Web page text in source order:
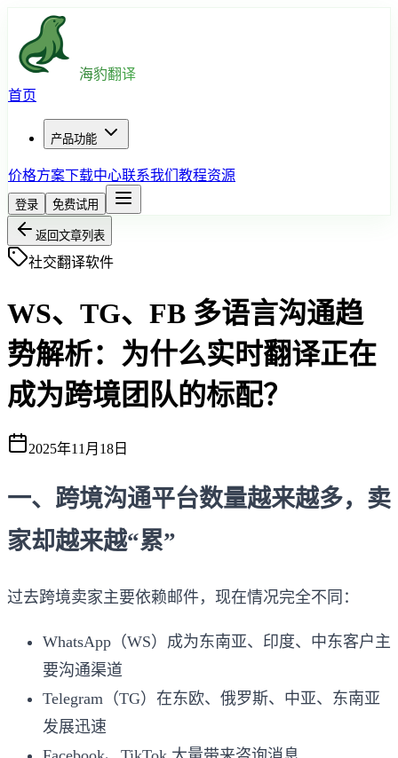
海豹翻译
首页
产品功能
价格方案下载中心联系我们 教程资源
登录 免费试用
返回文章列表
社交翻译软件
WS、TG、FB 多语言沟通趋
势解析：为什么实时翻译正在
成为跨境团队的标配？
2025年11月18日
一、跨境沟通平台数量越来越多，卖
家却越来越“累”
过去跨境卖家主要依赖邮件，现在情况完全不同：
WhatsApp（WS）成为东南亚、印度、中东客户主
要沟通渠道
Telegram（TG）在东欧、俄罗斯、中亚、东南亚
发展迅速